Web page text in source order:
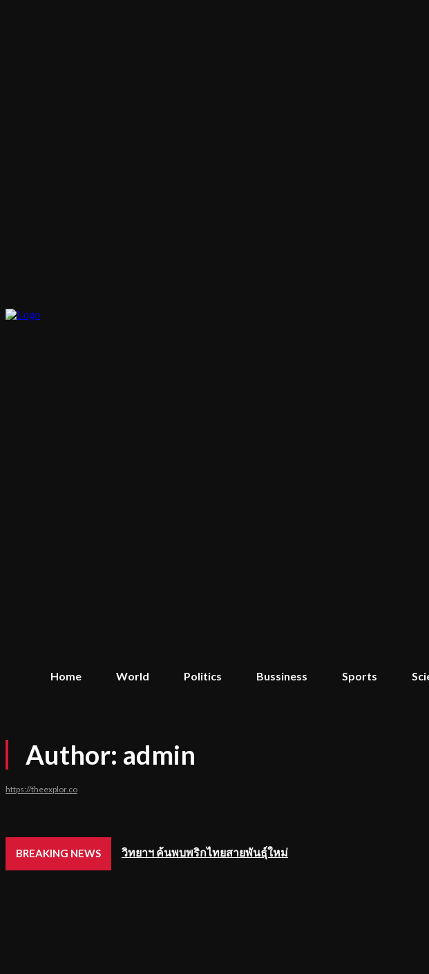
Home World Politics Bussiness Sports
Author: admin
https://theexplor.co
BREAKING NEWS วิทยาฯ ค้นพบพริกไทยสายพันธุ์ใหม่